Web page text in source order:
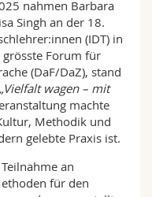
nahmen Barbara
Singh an der 18.
(IDT) in
grösste Forum für
(DaF/DaZ), stand
„Vielfalt wagen – mit
machte
Methodik und
gelebte Praxis ist.
an
für den